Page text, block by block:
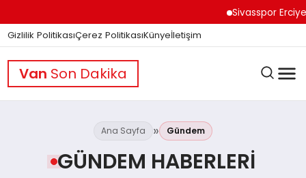
Sivasspor Erciyes
Gizlilik PolitikasıÇerez PolitikasıKünyeİletişim
Van Son Dakika
GÜNDEM
Ana Sayfa Gündem
GÜNDEM HABERLERI